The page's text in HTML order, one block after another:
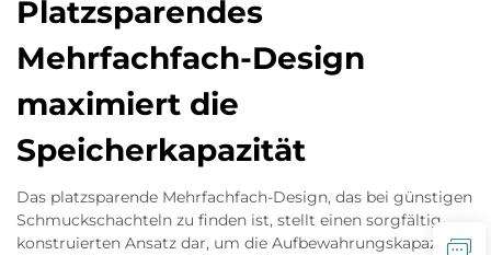
Platzsparendes
Mehrfachfach-Design
maximiert die
Speicherkapazität
Das platzsparende Mehrfachfach-Design, das bei günstigen
Schmuckschachteln zu finden ist, stellt einen sorgfältig
konstruierten Ansatz dar, um die Aufbewahrungskapazität